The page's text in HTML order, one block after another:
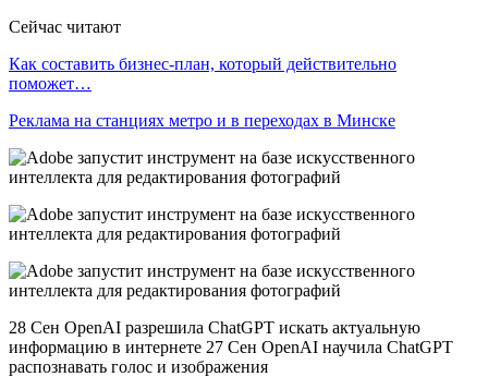
Сейчас читают
Как составить бизнес-план, который действительно
поможет…
Реклама на станциях метро и в переходах в Минске
28 Сен OpenAI разрешила ChatGPT искать актуальную
информацию в интернете 27 Сен OpenAI научила ChatGPT
распознавать голос и изображения